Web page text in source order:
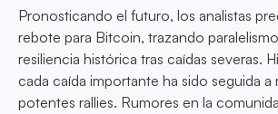
Pronosticando el futuro, los analistas
rebote para Bitcoin, trazando
resiliencia histórica tras caídas severas.
cada caída importante ha sido seguida
potentes rallies. Rumores en la